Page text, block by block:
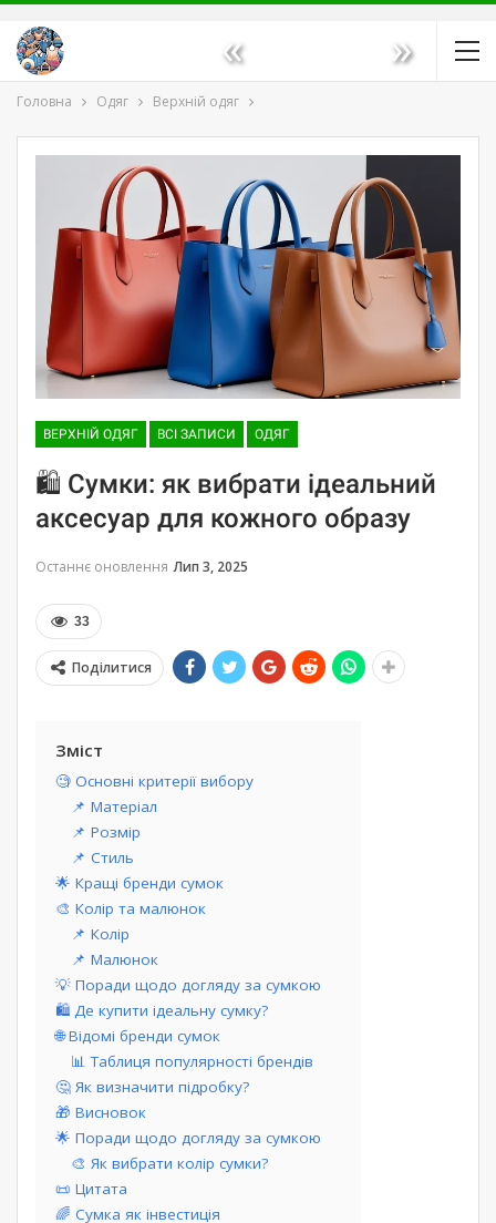
« »
Головна Одяг Верхній одяг
ВЕРХНІЙ ОДЯГ ВСІ ЗАПИСИ ОДЯГ
🛍️ Сумки: як вибрати ідеальний
аксесуар для кожного образу
Останнє оновлення Лип 3, 2025
33
Поділитися
Зміст
🧐 Основні критерії вибору
📌 Матеріал
📌 Розмір
📌 Стиль
🌟 Кращі бренди сумок
🎨 Колір та малюнок
📌 Колір
📌 Малюнок
💡 Поради щодо догляду за сумкою
🛍️ Де купити ідеальну сумку?
🌐 Відомі бренди сумок
📊 Таблиця популярності брендів
🤔 Як визначити підробку?
🎁 Висновок
🌟 Поради щодо догляду за сумкою
🎨 Як вибрати колір сумки?
📜 Цитата
🌈 Сумка як інвестиція